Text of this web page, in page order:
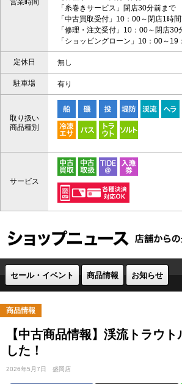
「糸巻きサービス」閉店30分前まで
「中古買取受付」10：00～閉店1時
「修理・注文受付」10：00～閉店30
「ショッピングローン」10：00～19
定休日 無し
駐車場 有り
取り扱い
商品種別
サービス
セール・イベント 商品情報 お知らせ
商品情報
【中古商品情報】渓流トラウト
した！
2026年5月7日 盛岡店